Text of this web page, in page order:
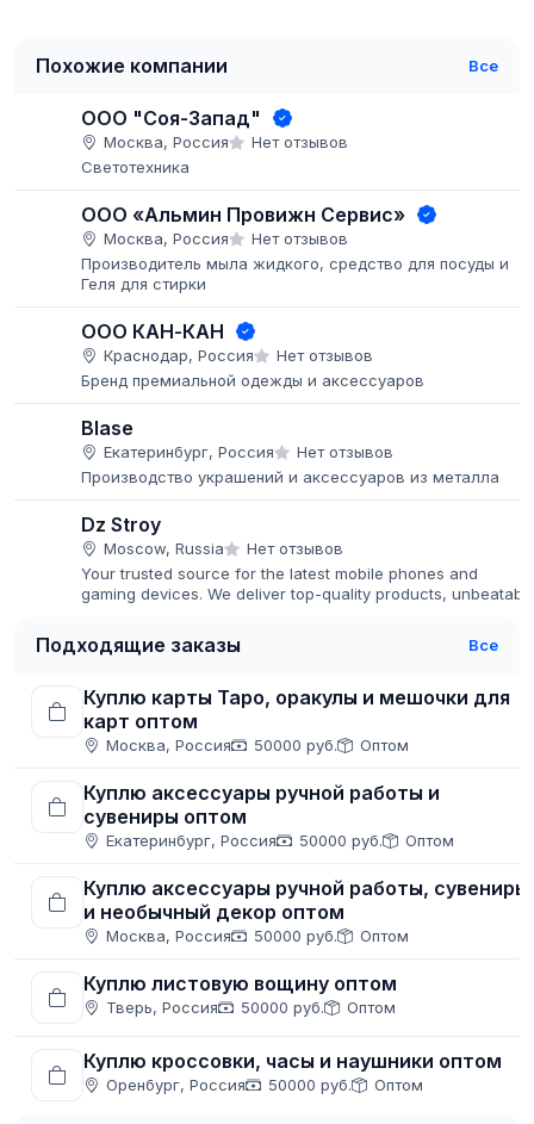
Похожие компании Все
ООО "Соя-Запад"
Москва, Россия
Нет отзывов
Светотехника
ООО «Альмин Провижн Сервис»
Москва, Россия
Нет отзывов
Производитель мыла жидкого, средство для посуды и
Геля для стирки
ООО КАН-КАН
Краснодар, Россия
Нет отзывов
Бренд премиальной одежды и аксессуаров
Blase
Екатеринбург, Россия
Нет отзывов
Производство украшений и аксессуаров из металла
Dz Stroy
Moscow, Russia
Нет отзывов
Your trusted source for the latest mobile phones and
gaming devices. We deliver top-quality products,
Подходящие заказы Все
Куплю карты Таро, оракулы и мешочки для
карт оптом
Москва, Россия 50000 руб. Оптом
Куплю аксессуары ручной работы и
сувениры оптом
Екатеринбург, Россия 50000 руб. Оптом
Куплю аксессуары ручной работы, сувениры
и необычный декор оптом
Москва, Россия 50000 руб. Оптом
Куплю листовую вощину оптом
Тверь, Россия 50000 руб. Оптом
Куплю кроссовки, часы и наушники оптом
Оренбург, Россия 50000 руб. Оптом